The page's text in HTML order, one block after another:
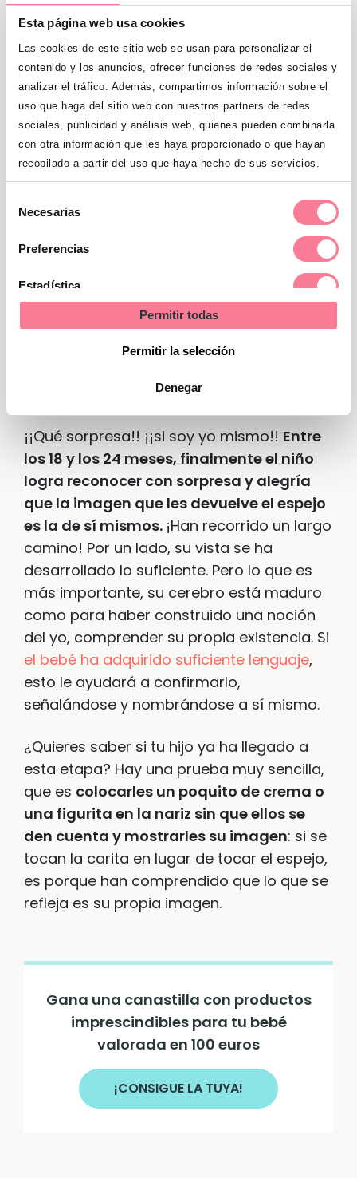
Esta página web usa cookies
Las cookies de este sitio web se usan para personalizar el
contenido y los anuncios, ofrecer funciones de redes sociales y
analizar el tráfico. Además, compartimos información sobre el
uso que haga del sitio web con nuestros partners de redes
sociales, publicidad y análisis web, quienes pueden combinarla
con otra información que les haya proporcionado o que hayan
recopilado a partir del uso que haya hecho de sus servicios.
Necesarias
Preferencias
Estadística
Permitir todas
Permitir la selección
Denegar
acompañarlos, que comiencen por
reconocer la imagen de mamá y de
papá, antes de darse cuenta de que son
ellos mismos los que se reflejan.
un bebé en el espejo?
¡¡Qué sorpresa!! ¡¡si soy yo mismo!! Entre
los 18 y los 24 meses, finalmente el niño
logra reconocer con sorpresa y alegría
que la imagen que les devuelve el espejo
es la de sí mismos. ¡Han recorrido un largo
camino! Por un lado, su vista se ha
desarrollado lo suficiente. Pero lo que es
más importante, su cerebro está maduro
como para haber construido una noción
del yo, comprender su propia existencia. Si
el bebé ha adquirido suficiente lenguaje,
esto le ayudará a confirmarlo,
señalándose y nombrándose a sí mismo.
¿Quieres saber si tu hijo ya ha llegado a
esta etapa? Hay una prueba muy sencilla,
que es colocarles un poquito de crema o
una figurita en la nariz sin que ellos se
den cuenta y mostrarles su imagen: si se
tocan la carita en lugar de tocar el espejo,
es porque han comprendido que lo que se
refleja es su propia imagen.
Gana una canastilla con productos
imprescindibles para tu bebé
valorada en 100 euros
¡CONSIGUE LA TUYA!